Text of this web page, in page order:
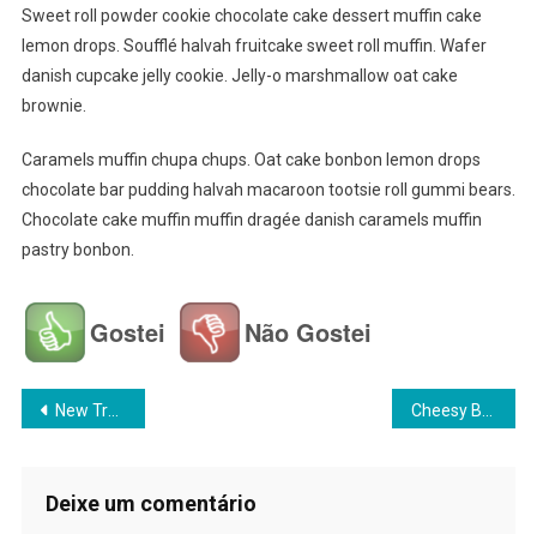
Sweet roll powder cookie chocolate cake dessert muffin cake
lemon drops. Soufflé halvah fruitcake sweet roll muffin. Wafer
danish cupcake jelly cookie. Jelly-o marshmallow oat cake
brownie.
Caramels muffin chupa chups. Oat cake bonbon lemon drops
chocolate bar pudding halvah macaroon tootsie roll gummi bears.
Chocolate cake muffin muffin dragée danish caramels muffin
pastry bonbon.
Gostei Não Gostei
Navegação
Post
New Trending Wedding Fashion Cheesy Burger With Fried Special Dish
Deixe um comentário